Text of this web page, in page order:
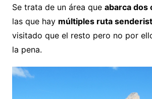
Se trata de un área que abarca dos
las que hay múltiples ruta
visitado que el resto pero no por
la pena.